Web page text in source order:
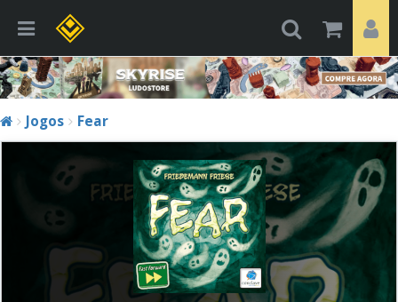
Jogos Fear